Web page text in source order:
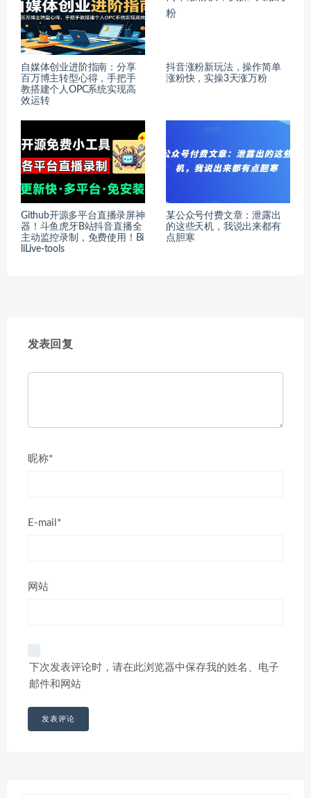
自媒体创业进阶指南：分享
百万博主转型心得，手把手
教搭建个人OPC系统实现高
效运转
抖音涨粉新玩法，操作简单
涨粉快，实操3天涨万粉
Github开源多平台直播录屏神
器！斗鱼虎牙B站抖音直播全
主动监控录制，免费使用！Bi
liLive-tools
某公众号付费文章：泄露出
的这些天机，我说出来都有
点胆寒
发表回复
昵称*
E-mail*
网站
下次发表评论时，请在此浏览器中保存我的姓名、电子
邮件和网站